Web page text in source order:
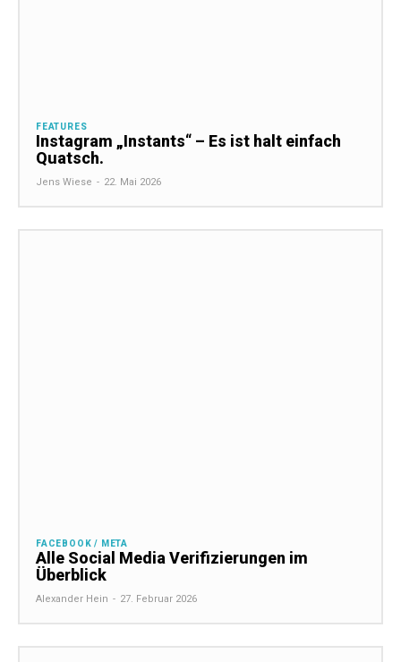
FEATURES
Instagram „Instants“ – Es ist halt einfach
Quatsch.
Jens Wiese - 22. Mai 2026
FACEBOOK / META
Alle Social Media Verifizierungen im
Überblick
Alexander Hein - 27. Februar 2026